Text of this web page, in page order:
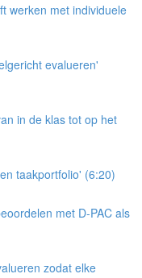
werken met individuele
evalueren'
in de klas tot op het
taakportfolio' (6:20)
met D-PAC als
zodat elke